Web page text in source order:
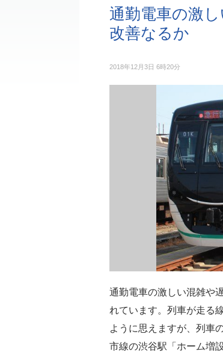
通勤電車の激
改善なるか
2018年12月3日 6時20分
通勤電車の激しい混雑や
れています。列車が走る
ように思えますが、列車
市線の渋谷駅「ホーム増